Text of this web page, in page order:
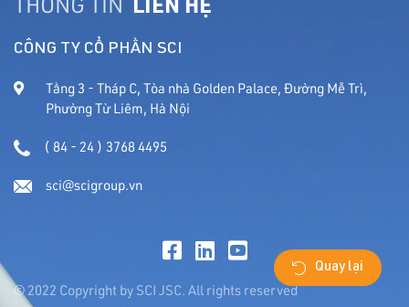
CÔNG TY CỔ PHẦN SCI
Tầng 3 - Tháp C, Tòa nhà Golden Palace, Đường Mễ Trì,
Phường Từ Liêm, Hà Nội
( 84 - 24 ) 3768 4495
sci@scigroup.vn
© 2022 Copyright by SCI JSC. All rights reserved
Quay lại